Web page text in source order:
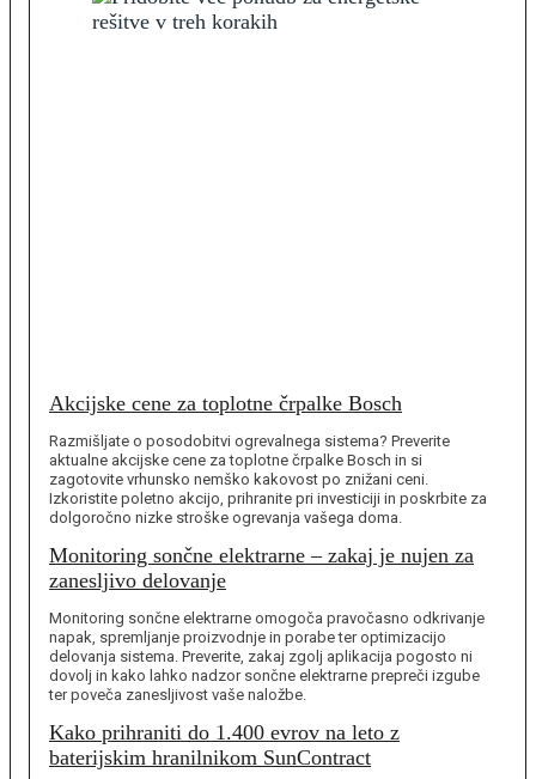
Akcijske cene za toplotne črpalke Bosch
Razmišljate o posodobitvi ogrevalnega sistema? Preverite
aktualne akcijske cene za toplotne črpalke Bosch in si
zagotovite vrhunsko nemško kakovost po znižani ceni.
Izkoristite poletno akcijo, prihranite pri investiciji in poskrbite za
dolgoročno nizke stroške ogrevanja vašega doma.
Monitoring sončne elektrarne – zakaj je nujen za
zanesljivo delovanje
Monitoring sončne elektrarne omogoča pravočasno odkrivanje
napak, spremljanje proizvodnje in porabe ter optimizacijo
delovanja sistema. Preverite, zakaj zgolj aplikacija pogosto ni
dovolj in kako lahko nadzor sončne elektrarne prepreči izgube
ter poveča zanesljivost vaše naložbe.
Kako prihraniti do 1.400 evrov na leto z
baterijskim hranilnikom SunContract